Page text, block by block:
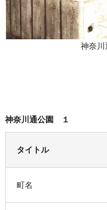
神奈
神奈川通公園 １
タイトル
町名